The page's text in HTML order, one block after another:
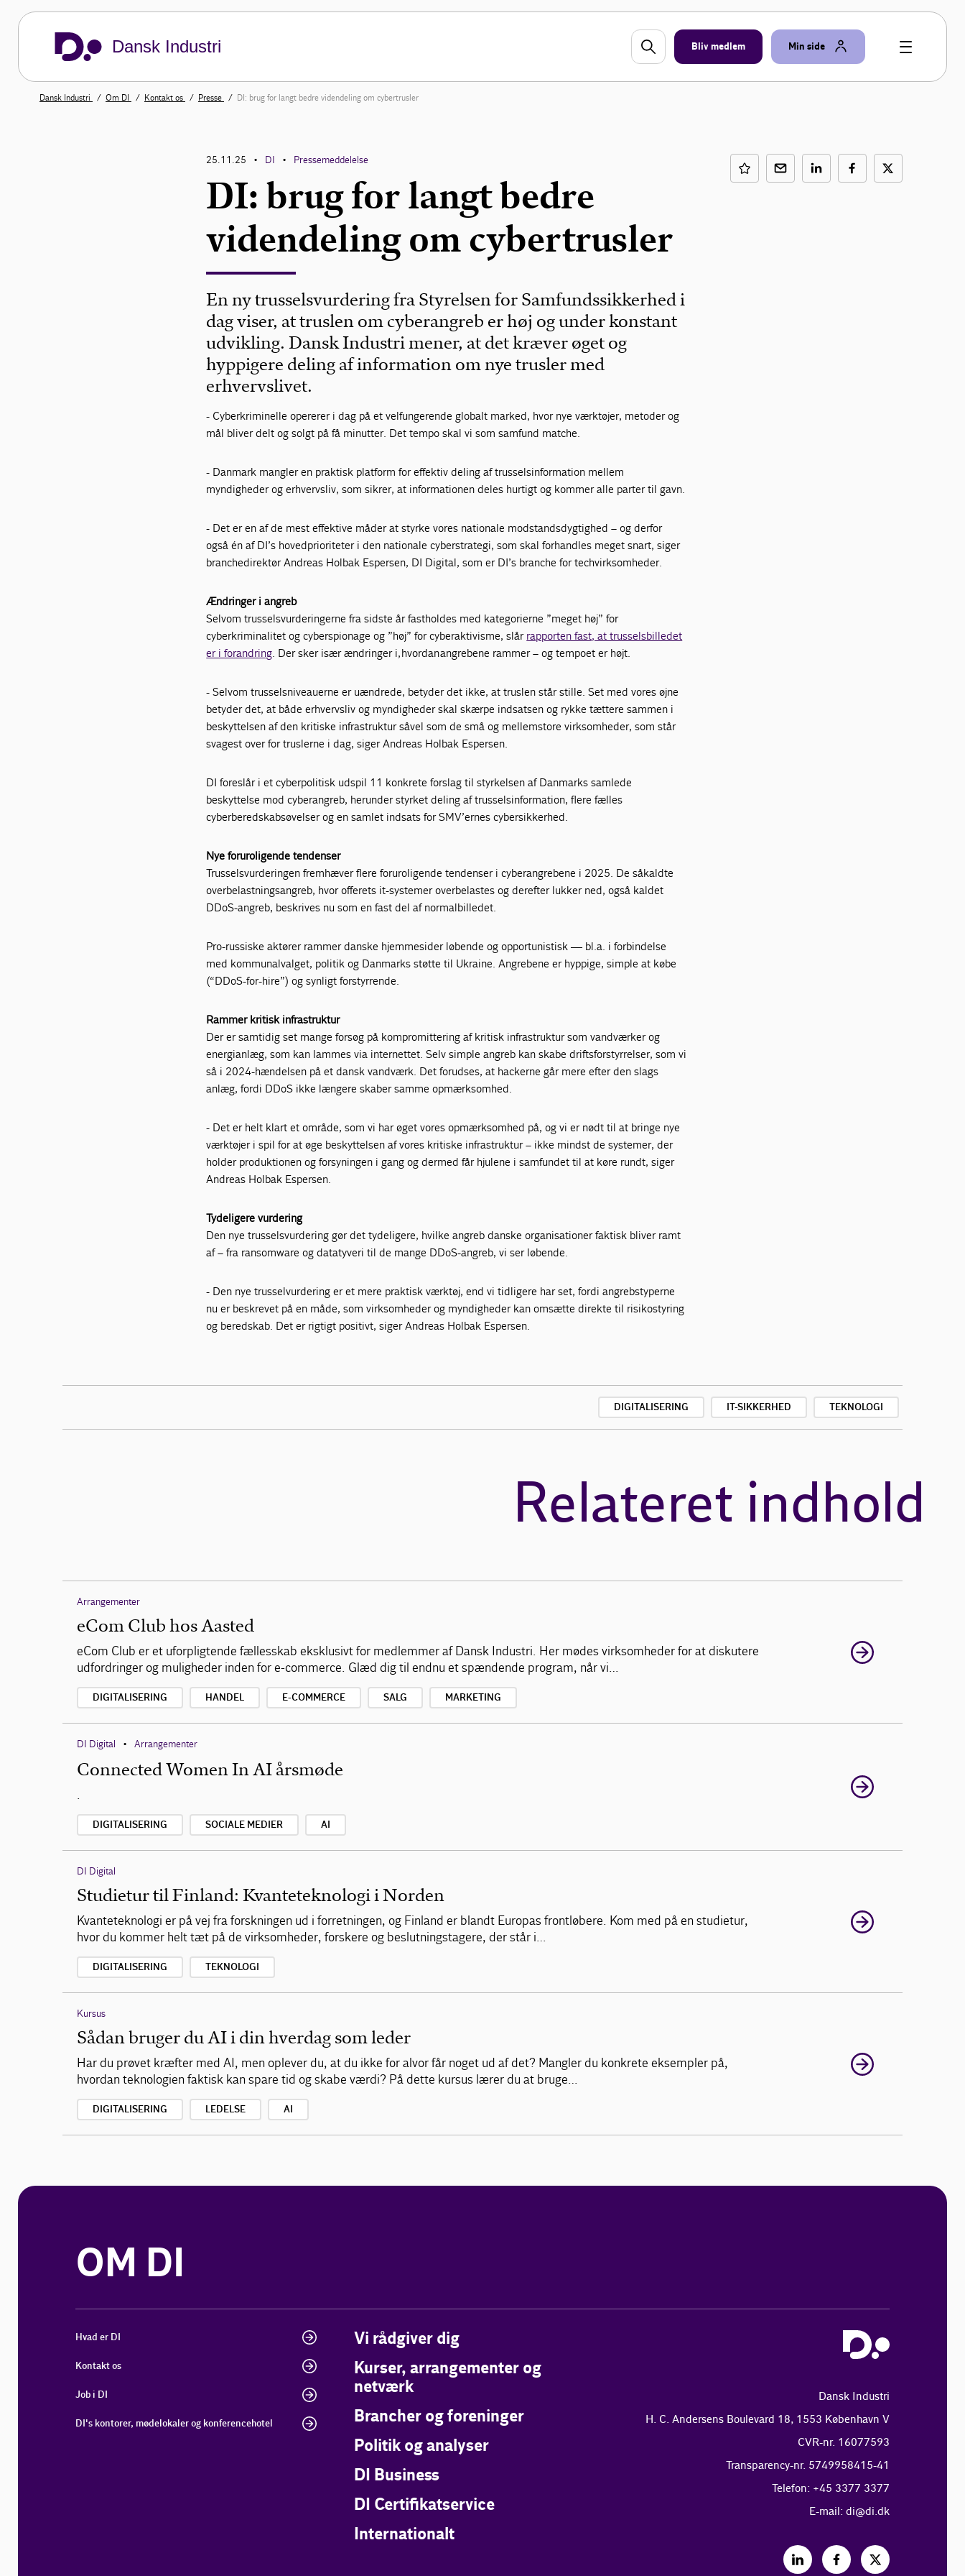
Dansk Industri Bliv medlem Min side
Dansk Industri Om DI Kontakt os Presse DI: brug for langt bedre videndeling om cybertrusler
25.11.25 • DI • Pressemeddelelse
DI: brug for langt bedre
videndeling om cybertrusler
En ny trusselsvurdering fra Styrelsen for Samfundssikkerhed i
dag viser, at truslen om cyberangreb er høj og under konstant
udvikling. Dansk Industri mener, at det kræver øget og
hyppigere deling af information om nye trusler med
erhvervslivet.
- Cyberkriminelle opererer i dag på et velfungerende globalt marked, hvor nye værktøjer, metoder og
mål bliver delt og solgt på få minutter. Det tempo skal vi som samfund matche.
- Danmark mangler en praktisk platform for effektiv deling af trusselsinformation mellem
myndigheder og erhvervsliv, som sikrer, at informationen deles hurtigt og kommer alle parter til gavn.
- Det er en af de mest effektive måder at styrke vores nationale modstandsdygtighed – og derfor
også én af DI’s hovedprioriteter i den nationale cyberstrategi, som skal forhandles meget snart, siger
branchedirektør Andreas Holbak Espersen, DI Digital, som er DI’s branche for techvirksomheder.
Ændringer i angreb
Selvom trusselsvurderingerne fra sidste år fastholdes med kategorierne ”meget høj” for
cyberkriminalitet og cyberspionage og ”høj” for cyberaktivisme, slår rapporten fast, at trusselsbilledet
er i forandring. Der sker især ændringer i, hvordan angrebene rammer – og tempoet er højt.
- Selvom trusselsniveauerne er uændrede, betyder det ikke, at truslen står stille. Set med vores øjne
betyder det, at både erhvervsliv og myndigheder skal skærpe indsatsen og rykke tættere sammen i
beskyttelsen af den kritiske infrastruktur såvel som de små og mellemstore virksomheder, som står
svagest over for truslerne i dag, siger Andreas Holbak Espersen.
DI foreslår i et cyberpolitisk udspil 11 konkrete forslag til styrkelsen af Danmarks samlede
beskyttelse mod cyberangreb, herunder styrket deling af trusselsinformation, flere fælles
cyberberedskabsøvelser og en samlet indsats for SMV’ernes cybersikkerhed.
Nye foruroligende tendenser
Trusselsvurderingen fremhæver flere foruroligende tendenser i cyberangrebene i 2025. De såkaldte
overbelastningsangreb, hvor offerets it-systemer overbelastes og derefter lukker ned, også kaldet
DDoS-angreb, beskrives nu som en fast del af normalbilledet.
Pro-russiske aktører rammer danske hjemmesider løbende og opportunistisk — bl.a. i forbindelse
med kommunalvalget, politik og Danmarks støtte til Ukraine. Angrebene er hyppige, simple at købe
(“DDoS-for-hire”) og synligt forstyrrende.
Rammer kritisk infrastruktur
Der er samtidig set mange forsøg på kompromittering af kritisk infrastruktur som vandværker og
energianlæg, som kan lammes via internettet. Selv simple angreb kan skabe driftsforstyrrelser, som vi
så i 2024-hændelsen på et dansk vandværk. Det forudses, at hackerne går mere efter den slags
anlæg, fordi DDoS ikke længere skaber samme opmærksomhed.
- Det er helt klart et område, som vi har øget vores opmærksomhed på, og vi er nødt til at bringe nye
værktøjer i spil for at øge beskyttelsen af vores kritiske infrastruktur – ikke mindst de systemer, der
holder produktionen og forsyningen i gang og dermed får hjulene i samfundet til at køre rundt, siger
Andreas Holbak Espersen.
Tydeligere vurdering
Den nye trusselsvurdering gør det tydeligere, hvilke angreb danske organisationer faktisk bliver ramt
af – fra ransomware og datatyveri til de mange DDoS-angreb, vi ser løbende.
- Den nye trusselvurdering er et mere praktisk værktøj, end vi tidligere har set, fordi angrebstyperne
nu er beskrevet på en måde, som virksomheder og myndigheder kan omsætte direkte til risikostyring
og beredskab. Det er rigtigt positivt, siger Andreas Holbak Espersen.
DIGITALISERING IT-SIKKERHED TEKNOLOGI
Relateret indhold
Arrangementer
eCom Club hos Aasted
eCom Club er et uforpligtende fællesskab eksklusivt for medlemmer af Dansk Industri. Her mødes virksomheder for at diskutere
udfordringer og muligheder inden for e-commerce. Glæd dig til endnu et spændende program, når vi…
DIGITALISERING HANDEL E-COMMERCE SALG MARKETING
DI Digital • Arrangementer
Connected Women In AI årsmøde
.
DIGITALISERING SOCIALE MEDIER AI
DI Digital
Studietur til Finland: Kvanteteknologi i Norden
Kvanteteknologi er på vej fra forskningen ud i forretningen, og Finland er blandt Europas frontløbere. Kom med på en studietur,
hvor du kommer helt tæt på de virksomheder, forskere og beslutningstagere, der står i…
DIGITALISERING TEKNOLOGI
Kursus
Sådan bruger du AI i din hverdag som leder
Har du prøvet kræfter med AI, men oplever du, at du ikke for alvor får noget ud af det? Mangler du konkrete eksempler på,
hvordan teknologien faktisk kan spare tid og skabe værdi? På dette kursus lærer du at bruge…
DIGITALISERING LEDELSE AI
OM DI
Hvad er DI
Kontakt os
Job i DI
DI's kontorer, mødelokaler og konferencehotel
Vi rådgiver dig
Kurser, arrangementer og
netværk
Brancher og foreninger
Politik og analyser
DI Business
DI Certifikatservice
Internationalt
Dansk Industri
H. C. Andersens Boulevard 18, 1553 København V
CVR-nr. 16077593
Transparency-nr. 5749958415-41
Telefon: +45 3377 3377
E-mail: di@di.dk